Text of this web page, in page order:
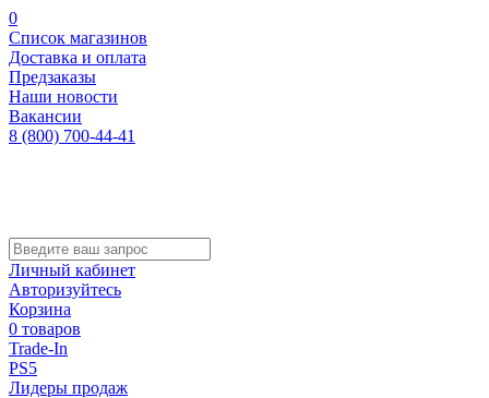
0
Список магазинов
Доставка и оплата
Предзаказы
Наши новости
Вакансии
8 (800) 700-44-41
Личный кабинет
Авторизуйтесь
Корзина
0 товаров
Trade-In
PS5
Лидеры продаж